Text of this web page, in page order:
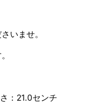
いませ。
：21.0センチ